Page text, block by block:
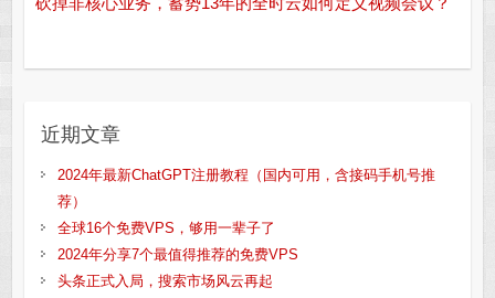
近期文章
2024年最新ChatGPT注册教程（国内可用，含接码手机号推
荐）
全球16个免费VPS，够用一辈子了
2024年分享7个最值得推荐的免费VPS
头条正式入局，搜索市场风云再起